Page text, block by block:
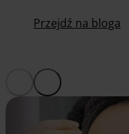
Przejdź na bloga